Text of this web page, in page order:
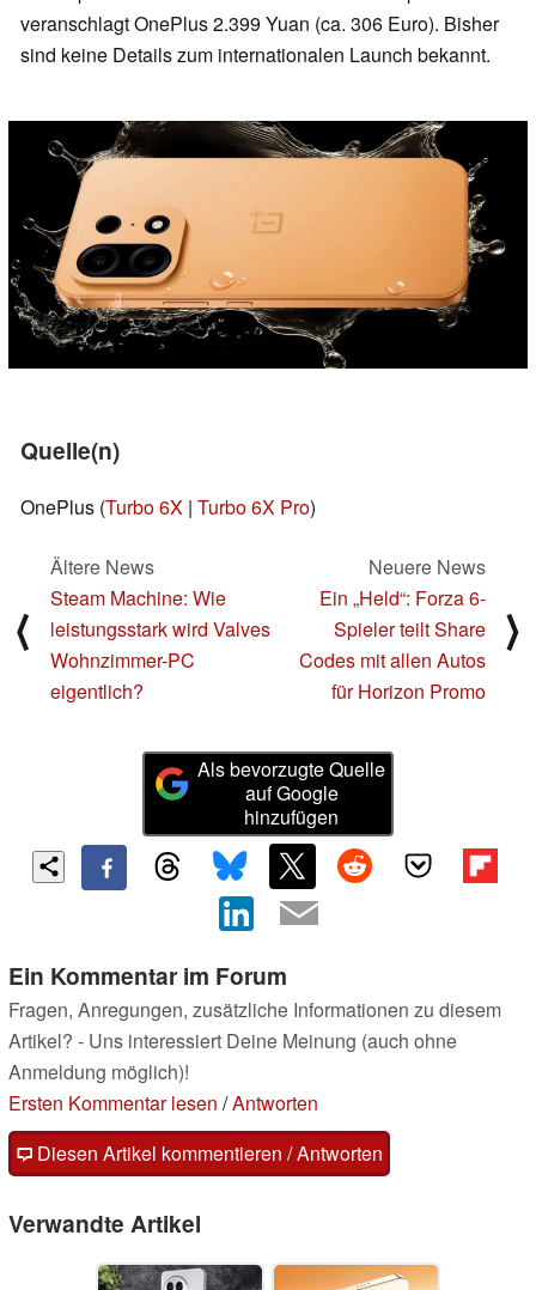
veranschlagt OnePlus 2.399 Yuan (ca. 306 Euro). Bisher
sind keine Details zum internationalen Launch bekannt.
Quelle(n)
OnePlus (Turbo 6X | Turbo 6X Pro)
⟨
Ältere News
Steam Machine: Wie
leistungsstark wird Valves
Wohnzimmer-PC
eigentlich?
Neuere News
Ein „Held“: Forza 6-
Spieler teilt Share
Codes mit allen Autos
für Horizon Promo
⟩
Als bevorzugte Quelle
auf Google
hinzufügen
Ein Kommentar im Forum
Fragen, Anregungen, zusätzliche Informationen zu diesem
Artikel? - Uns interessiert Deine Meinung (auch ohne
Anmeldung möglich)!
Ersten Kommentar lesen /Antworten
Diesen Artikel kommentieren / Antworten
Verwandte Artikel